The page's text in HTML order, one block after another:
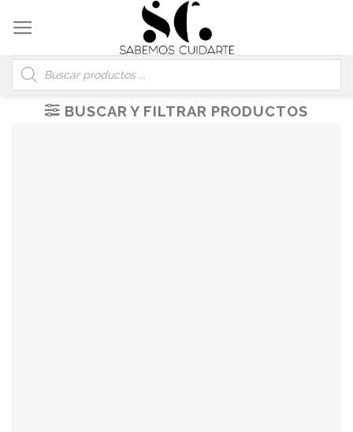
content
Búsqueda
de
productos
BUSCAR Y FILTRAR PRODUCTOS